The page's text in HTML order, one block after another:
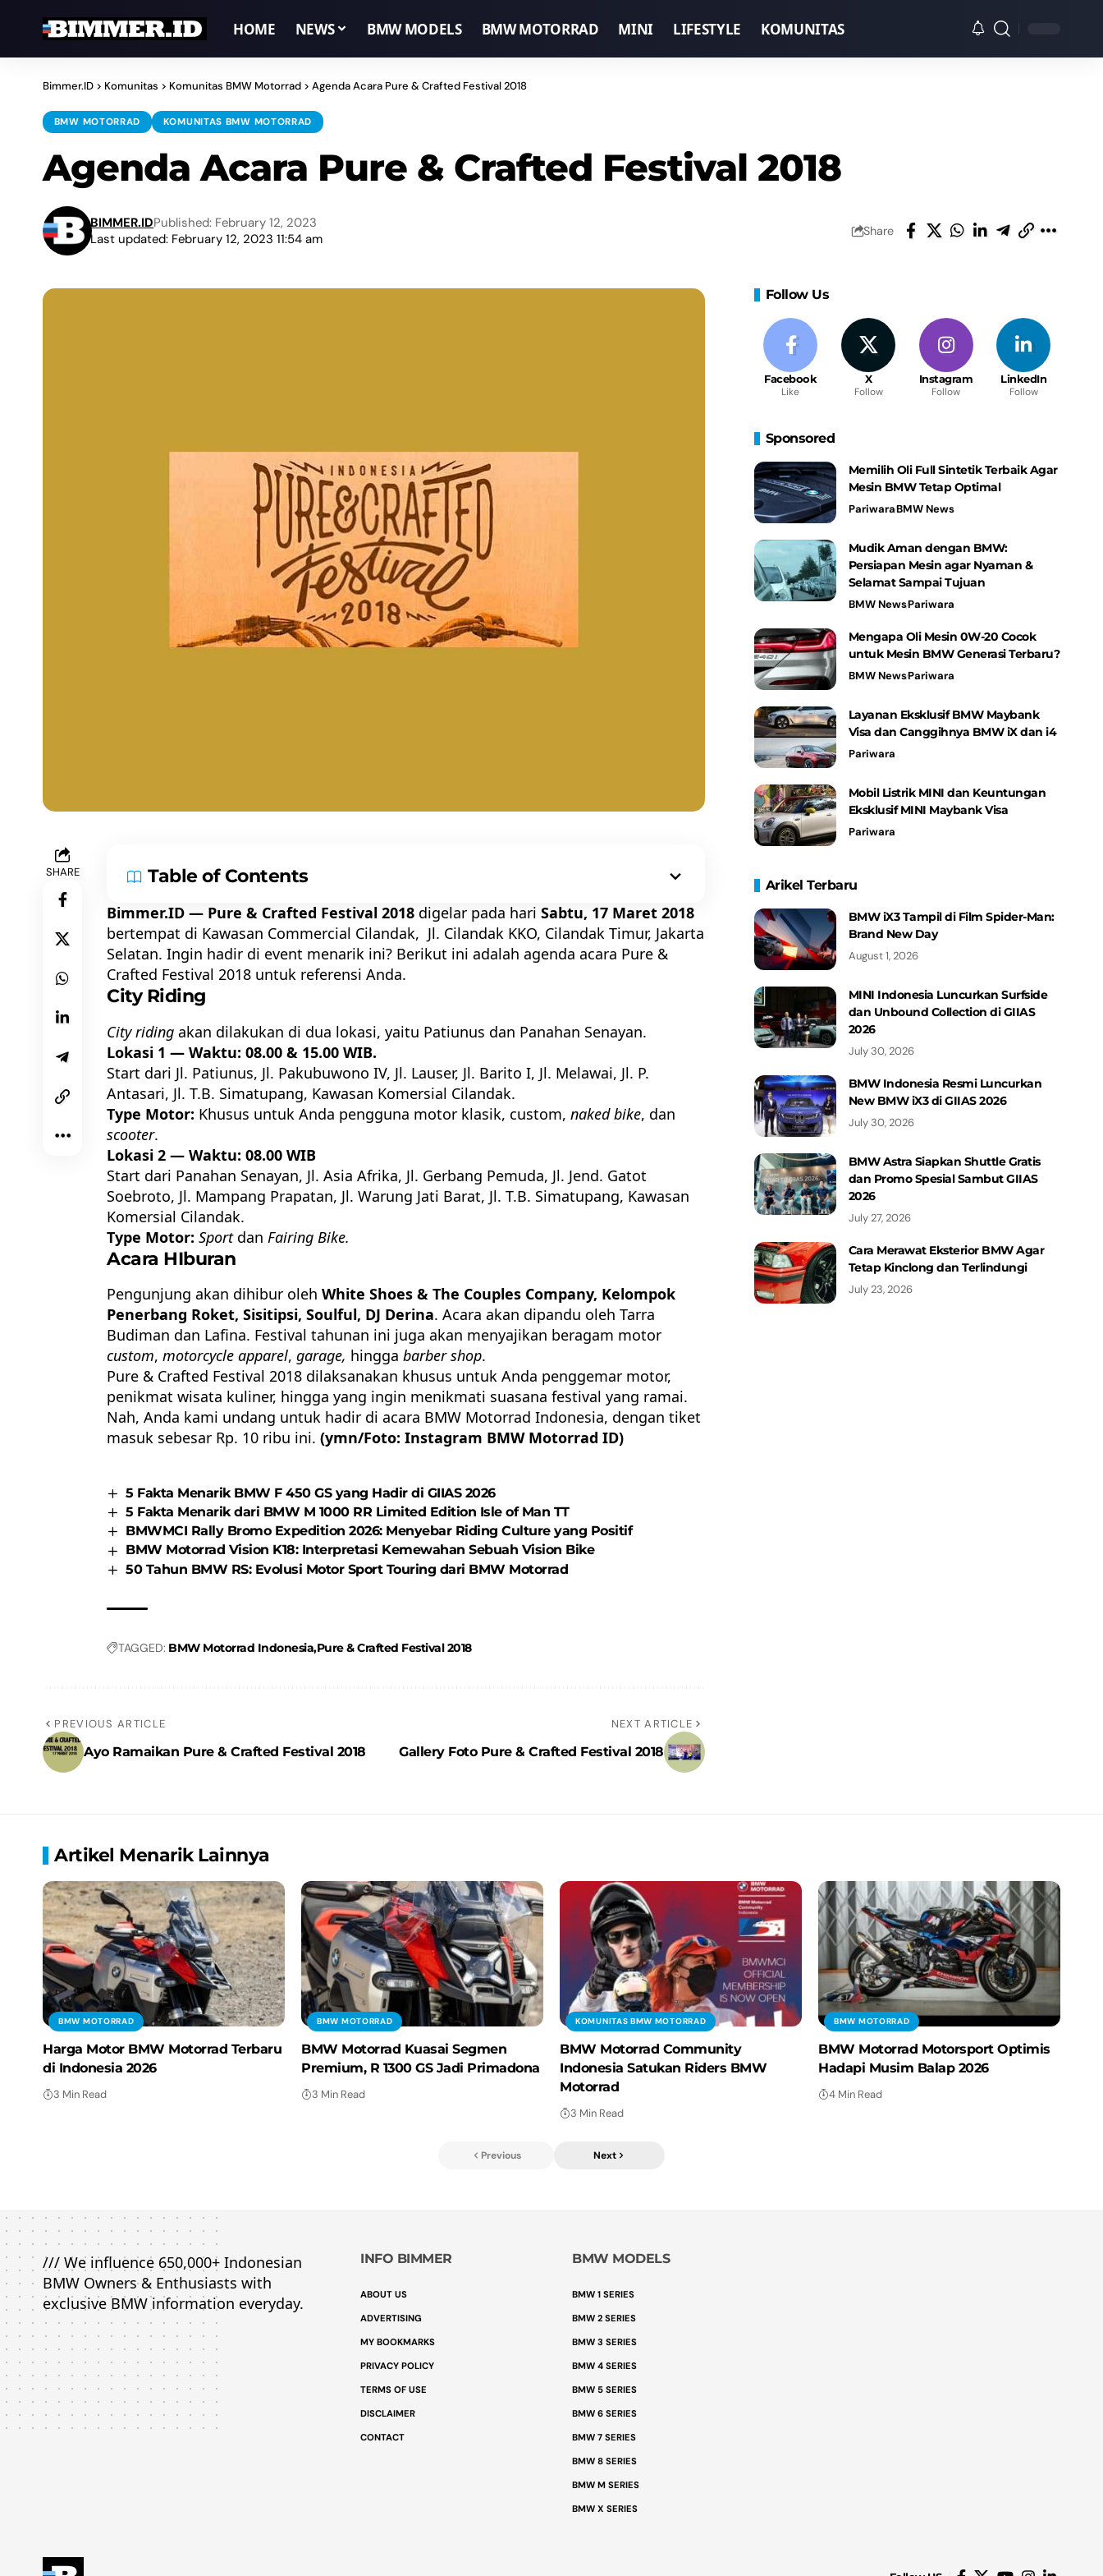
HOME NEWS BMW MODELS BMW MOTORRAD MINI LIFESTYLE KOMUNITAS
Bimmer.ID > Komunitas > Komunitas BMW Motorrad > Agenda Acara Pure & Crafted Festival 2018
BMW MOTORRAD KOMUNITAS BMW MOTORRAD
Agenda Acara Pure & Crafted Festival 2018
Last updated: February 12, 2023 11:54 am
BIMMER.IDPublished: February 12, 2023 Share
SHARE Table of Contents
Bimmer.ID — Pure & Crafted Festival 2018 digelar pada hari Sabtu, 17 Maret 2018
bertempat di Kawasan Commercial Cilandak, Jl. Cilandak KKO, Cilandak Timur, Jakarta
Selatan. Ingin hadir di event menarik ini? Berikut ini adalah agenda acara Pure &
Crafted Festival 2018 untuk referensi Anda.
City Riding
City riding akan dilakukan di dua lokasi, yaitu Patiunus dan Panahan Senayan.
Lokasi 1 — Waktu: 08.00 & 15.00 WIB.
Start dari Jl. Patiunus, Jl. Pakubuwono IV, Jl. Lauser, Jl. Barito I, Jl. Melawai, Jl. P.
Antasari, Jl. T.B. Simatupang, Kawasan Komersial Cilandak.
Type Motor: Khusus untuk Anda pengguna motor klasik, custom, naked bike, dan
scooter.
Lokasi 2 — Waktu: 08.00 WIB
Start dari Panahan Senayan, Jl. Asia Afrika, Jl. Gerbang Pemuda, Jl. Jend. Gatot
Soebroto, Jl. Mampang Prapatan, Jl. Warung Jati Barat, Jl. T.B. Simatupang, Kawasan
Komersial Cilandak.
Type Motor: Sportdan Fairing Bike.
Acara HIburan
Pengunjung akan dihibur oleh White Shoes & The Couples Company, Kelompok
Penerbang Roket, Sisitipsi, Soulful, DJ Derina. Acara akan dipandu oleh Tarra
Budiman dan Lafina. Festival tahunan ini juga akan menyajikan beragam motor
custom, motorcycle apparel, garage, hingga barber shop.
Pure & Crafted Festival 2018 dilaksanakan khusus untuk Anda penggemar motor,
penikmat wisata kuliner, hingga yang ingin menikmati suasana festival yang ramai.
Nah, Anda kami undang untuk hadir di acara BMW Motorrad Indonesia, dengan tiket
masuk sebesar Rp. 10 ribu ini. (ymn/Foto: Instagram BMW Motorrad ID)
5 Fakta Menarik BMW F 450 GS yang Hadir di GIIAS 2026
5 Fakta Menarik dari BMW M 1000 RR Limited Edition Isle of Man TT
BMWMCI Rally Bromo Expedition 2026: Menyebar Riding Culture yang Positif
BMW Motorrad Vision K18: Interpretasi Kemewahan Sebuah Vision Bike
50 Tahun BMW RS: Evolusi Motor Sport Touring dari BMW Motorrad
TAGGED: BMW Motorrad IndonesiaPure & Crafted Festival 2018
PREVIOUS ARTICLE
Ayo Ramaikan Pure & Crafted Festival 2018
NEXT ARTICLE
Gallery Foto Pure & Crafted Festival 2018
Follow Us
Facebook
Like
X
Follow
Instagram
Follow
LinkedIn
Follow
Sponsored
Memilih Oli Full Sintetik Terbaik Agar
Mesin BMW Tetap Optimal
PariwaraBMW News
Mudik Aman dengan BMW:
Persiapan Mesin agar Nyaman &
Selamat Sampai Tujuan
BMW NewsPariwara
Mengapa Oli Mesin 0W-20 Cocok
untuk Mesin BMW Generasi Terbaru?
BMW NewsPariwara
Layanan Eksklusif BMW Maybank
Visa dan Canggihnya BMW iX dan i4
Pariwara
Mobil Listrik MINI dan Keuntungan
Eksklusif MINI Maybank Visa
Pariwara
Arikel Terbaru
BMW iX3 Tampil di Film Spider-Man:
Brand New Day
August 1, 2026
MINI Indonesia Luncurkan Surfside
dan Unbound Collection di GIIAS
2026
July 30, 2026
BMW Indonesia Resmi Luncurkan
New BMW iX3 di GIIAS 2026
July 30, 2026
BMW Astra Siapkan Shuttle Gratis
dan Promo Spesial Sambut GIIAS
2026
July 27, 2026
Cara Merawat Eksterior BMW Agar
Tetap Kinclong dan Terlindungi
July 23, 2026
Artikel Menarik Lainnya
BMW MOTORRAD
Harga Motor BMW Motorrad Terbaru
di Indonesia 2026
3 Min Read
BMW MOTORRAD
BMW Motorrad Kuasai Segmen
Premium, R 1300 GS Jadi Primadona
3 Min Read
KOMUNITAS BMW MOTORRAD
BMW Motorrad Community
Indonesia Satukan Riders BMW
Motorrad
3 Min Read
BMW MOTORRAD
BMW Motorrad Motorsport Optimis
Hadapi Musim Balap 2026
4 Min Read
Previous Next
/// We influence 650,000+ Indonesian
BMW Owners & Enthusiasts with
exclusive BMW information everyday.
INFO BIMMER
ABOUT US
ADVERTISING
MY BOOKMARKS
PRIVACY POLICY
TERMS OF USE
DISCLAIMER
CONTACT
BMW MODELS
BMW 1 SERIES
BMW 2 SERIES
BMW 3 SERIES
BMW 4 SERIES
BMW 5 SERIES
BMW 6 SERIES
BMW 7 SERIES
BMW 8 SERIES
BMW M SERIES
BMW X SERIES